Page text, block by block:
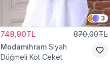
3
748,90TL 870,00TL
Modamihram Siyah
Düğmeli Kot Ceket